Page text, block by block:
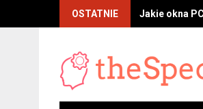
OSTATNIE Jakie okna